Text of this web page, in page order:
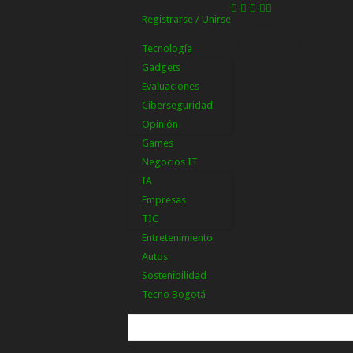
Registrarse / Unirse
Tecnología
Gadgets
Evaluaciones
Ciberseguridad
Opinión
Games
Negocios IT
IA
Empresas
TIC
Entretenimiento
Autos
Sostenibilidad
Tecno Bogotá